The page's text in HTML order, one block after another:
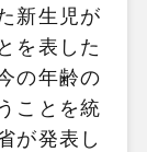
新生児が
を表した
の年齢の
ことを統
が発表し